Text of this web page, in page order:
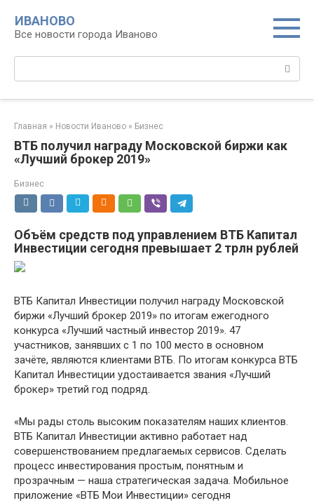
контенту
ИВАНОВО
Все новости города Иваново
Главная » Новости Иваново » Бизнес
ВТБ получил награду Московской биржи как
«Лучший брокер 2019»
Бизнес
Объём средств под управлением ВТБ Капитал
Инвестиции сегодня превышает 2 трлн рублей
ВТБ Капитал Инвестиции получил награду Московской
биржи «Лучший брокер 2019» по итогам ежегодного
конкурса «Лучший частный инвестор 2019». 47
участников, занявших с 1 по 100 место в основном
зачёте, являются клиентами ВТБ. По итогам конкурса ВТБ
Капитал Инвестиции удостаивается звания «Лучший
брокер» третий год подряд.
«Мы рады столь высоким показателям наших клиентов.
ВТБ Капитал Инвестиции активно работает над
совершенствованием предлагаемых сервисов. Сделать
процесс инвестирования простым, понятным и
прозрачным — наша стратегическая задача. Мобильное
приложение «ВТБ Мои Инвестиции» сегодня